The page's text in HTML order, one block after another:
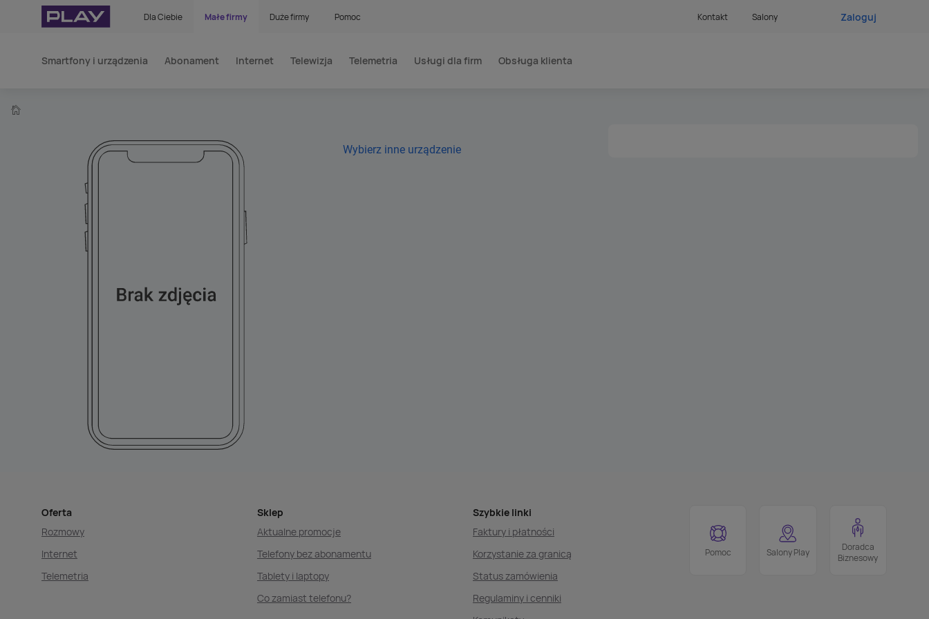
Dla Ciebie Małe firmy Duże firmy Pomoc Kontakt Salony Zaloguj
Smartfony i urządzenia Abonament Internet Telewizja Telemetria Usługi dla firm Obsługa klienta
Wybierz inne urządzenie
Oferta
Rozmowy
Internet
Telemetria
Sklep
Aktualne promocje
Telefony bez abonamentu
Tablety i laptopy
Co zamiast telefonu?
Szybkie linki
Faktury i płatności
Korzystanie za granicą
Status zamówienia
Regulaminy i cenniki
Pomoc Salony Play
Doradca
Biznesowy